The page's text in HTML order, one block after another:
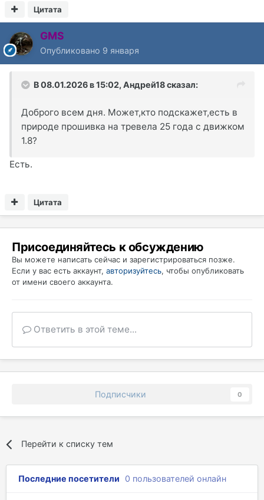
Цитата
GMS
Опубликовано 9 января
В 08.01.2026 в 15:02, Андрей18сказал:
Доброго всем дня. Может,кто подскажет,есть в
природе прошивка на тревела 25 года с движком
1.8?
Есть.
Цитата
Присоединяйтесь к обсуждению
Вы можете написать сейчас и зарегистрироваться позже.
Если у вас есть аккаунт, авторизуйтесь, чтобы опубликовать
от имени своего аккаунта.
Ответить в этой теме...
Подписчики 0
Перейти к списку тем
Последние посетители 0 пользователей онлайн